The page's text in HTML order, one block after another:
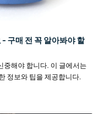
구매 전 꼭 알아봐야 할
중해야 합니다. 이 글에서는
정보와 팁을 제공합니다.